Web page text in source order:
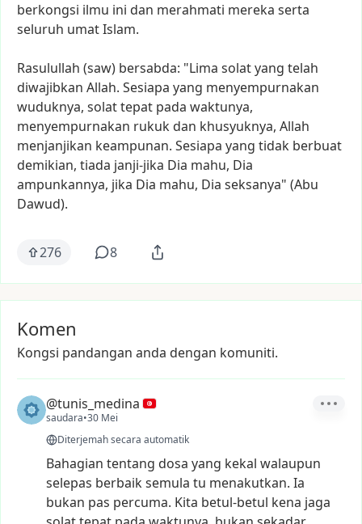
berkongsi ilmu ini dan merahmati mereka serta
seluruh umatIslam.
Rasulullah (saw) bersabda: "Lima solatyang telah
diwajibkan Allah. Sesiapa yang menyempurnakan
wuduknya, solattepat pada waktunya,
menyempurnakan rukuk dan khusyuknya, Allah
menjanjikan keampunan. Sesiapa yang tidak berbuat
demikian, tiada janji-jika Dia mahu, Dia
ampunkannya, jika Dia mahu, Dia seksanya" (Abu
Dawud).
276 8
Komen
Kongsi pandangan anda dengan komuniti.
@tunis_medina
saudara•30 Mei
Diterjemah secara automatik
Bahagian tentang dosa yang kekal walaupun
selepas berbaiksemula tu menakutkan. Ia
bukan pas percuma. Kita betul-betul kena jaga